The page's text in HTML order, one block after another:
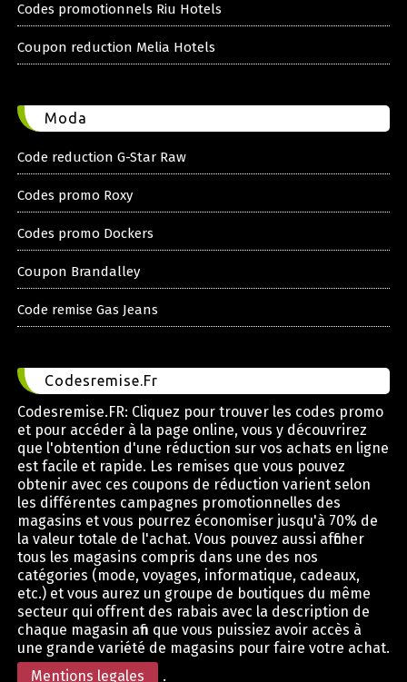
Codes promotionnels Riu Hotels
Coupon reduction Melia Hotels
Moda
Code reduction G-Star Raw
Codes promo Roxy
Codes promo Dockers
Coupon Brandalley
Code remise Gas Jeans
Codesremise.Fr
Codesremise.FR: Cliquez pour trouver les codes promo
et pour accéder à la page online, vous y découvrirez
que l'obtention d'une réduction sur vos achats en ligne
est facile et rapide. Les remises que vous pouvez
obtenir avec ces coupons de réduction varient selon
les différentes campagnes promotionnelles des
magasins et vous pourrez économiser jusqu'à 70% de
la valeur totale de l'achat. Vous pouvez aussi afficher
tous les magasins compris dans une des nos
catégories (mode, voyages, informatique, cadeaux,
etc.) et vous aurez un groupe de boutiques du même
secteur qui offrent des rabais avec la description de
chaque magasin afin que vous puissiez avoir accès à
une grande variété de magasins pour faire votre achat.
Mentions legales
.